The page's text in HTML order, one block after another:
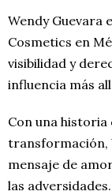
Wendy Guevara
Cosmetics en
visibilidad y
influencia más
Con una historia
transformación,
mensaje de
las adversidades.